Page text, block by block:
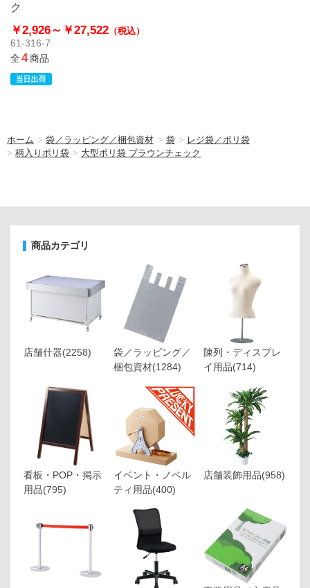
ク
￥2,926～ ￥27,522 （税込）
61-316-7
全4商品
ホーム >袋／ラッピング／梱包資材 > 袋 > レジ袋／ポリ袋
> 柄入りポリ袋 > 大型ポリ袋 ブラウンチェック
商品カテゴリ
店舗什器(2258)
袋／ラッピング／
梱包資材(1284)
陳列・ディスプレ
イ用品(714)
看板・POP・掲示
用品(795)
イベント・ノベル
ティ用品(400)
店舗装飾用品(958)